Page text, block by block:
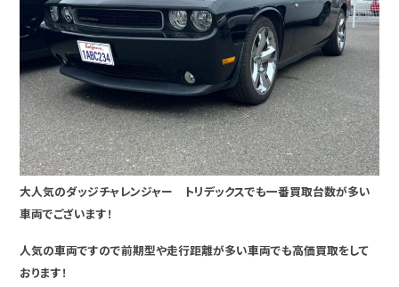
大人気のダッジチャレンジャー トリデックスでも一番買取台数が多い
車両でございます！
人気の車両ですので前期型や走行距離が多い車両でも高価買取をして
おります！